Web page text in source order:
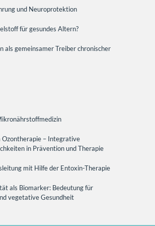
und Neuroprotektion
für gesundes Altern?
als gemeinsamer Treiber chronischer
Ozontherapie – Integrative
in Prävention und Therapie
mit Hilfe der Entoxin-Therapie
als Biomarker: Bedeutung für
vegetative Gesundheit